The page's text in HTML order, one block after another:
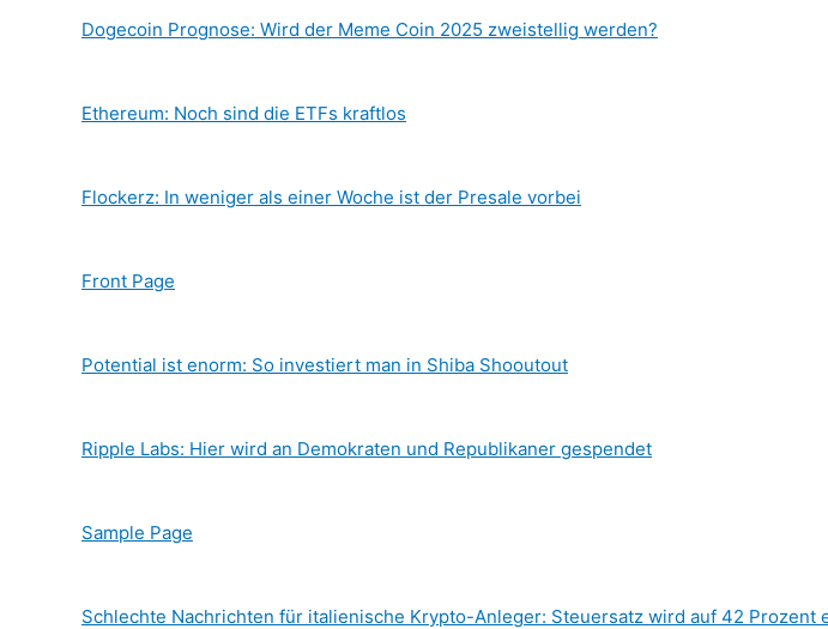
Dogecoin Prognose: Wird der Meme Coin 2025 zweistellig werden?
Ethereum: Noch sind die ETFs kraftlos
Flockerz: In weniger als einer Woche ist der Presale vorbei
Front Page
Potential ist enorm: So investiert man in Shiba Shooutout
Ripple Labs: Hier wird an Demokraten und Republikaner gespendet
Sample Page
Schlechte Nachrichten für italienische Krypto-Anleger: Steuersatz wird auf 42 Prozent